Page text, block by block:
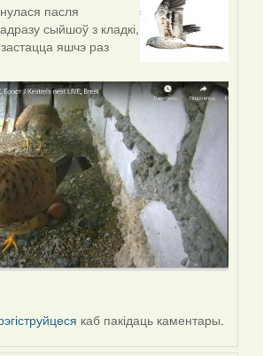
пасля
сыйшоў з кладкі,
яшчэ раз
каб пакідаць каментары.